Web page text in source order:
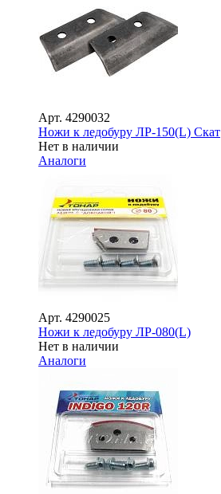
Арт. 4290032
Ножи к ледобуру ЛР-150(L) Скат
Нет в наличии
Аналоги
Арт. 4290025
Ножи к ледобуру ЛР-080(L)
Нет в наличии
Аналоги